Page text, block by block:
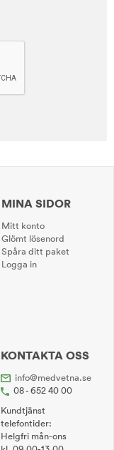
MINA SIDOR
Mitt konto
Glömt lösenord
Spåra ditt paket
Logga in
KONTAKTA OSS
info@medvetna.se
08 - 652 40 00
Kundtjänst
telefontider:
Helgfri mån-ons